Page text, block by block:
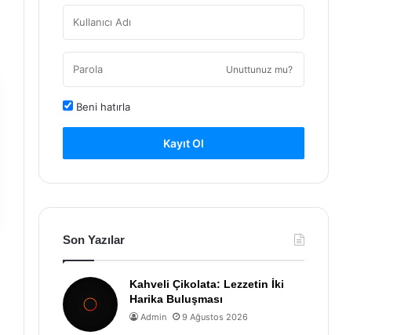
Unuttunuz mu?
Beni hatırla
Kayıt Ol
Son Yazılar
Kahveli Çikolata: Lezzetin İki
Harika Buluşması
Admin 9 Ağustos 2026